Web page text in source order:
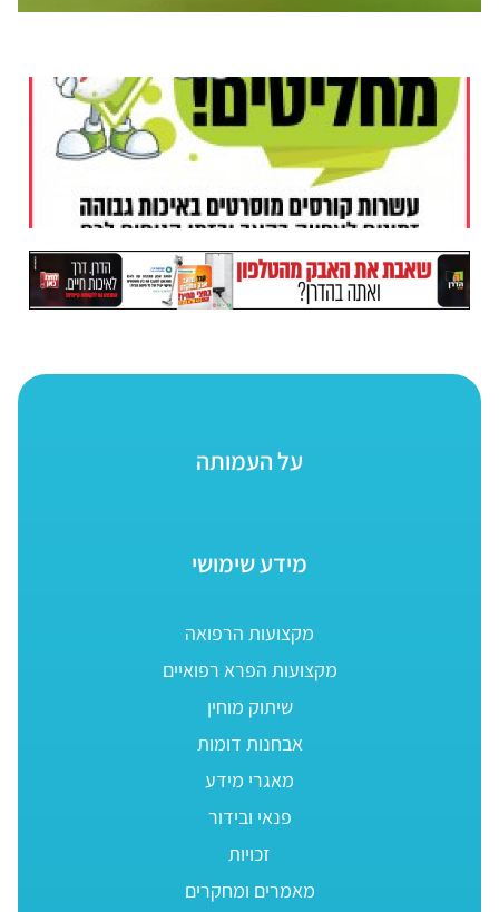
על העמותה
מידע שימושי
מקצועות הרפואה
מקצועות הפרא רפואיים
שיתוק מוחין
אבחנות דומות
מאגרי מידע
פנאי ובידור
זכויות
מאמרים ומחקרים